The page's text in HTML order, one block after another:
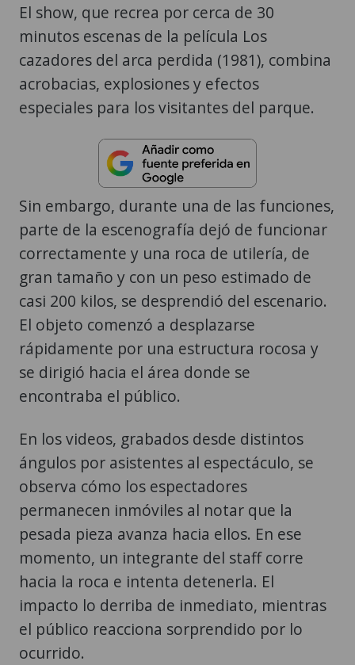
El show, que recrea por cerca de 30
minutos escenas de la película Los
cazadores del arca perdida (1981), combina
acrobacias, explosiones y efectos
especiales para los visitantes del parque.
Sin embargo, durante una de las funciones,
parte de la escenografía dejó de funcionar
correctamente y una roca de utilería, de
gran tamaño y con un peso estimado de
casi 200 kilos, se desprendió del escenario.
El objeto comenzó a desplazarse
rápidamente por una estructura rocosa y
se dirigió hacia el área donde se
encontraba el público.
En los videos, grabados desde distintos
ángulos por asistentes al espectáculo, se
observa cómo los espectadores
permanecen inmóviles al notar que la
pesada pieza avanza hacia ellos. En ese
momento, un integrante del staff corre
hacia la roca e intenta detenerla. El
impacto lo derriba de inmediato, mientras
el público reacciona sorprendido por lo
ocurrido.